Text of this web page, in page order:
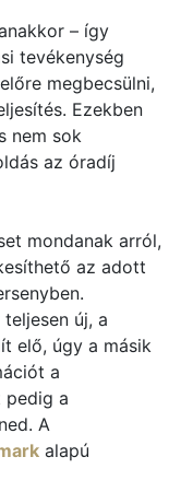
– így
tevékenység
megbecsülni,
Ezekben
nem sok
az óradíj
mondanak arról,
az adott
új, a
elő, úgy a másik
a
pedig a
A
alapú